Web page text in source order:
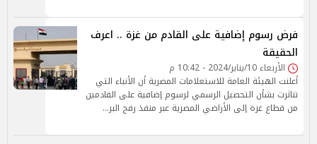
فرض رسوم إضافية على القادم من غزة .. اعرف
الحقيقة
الأربعاء 10/يناير/2024 - 10:42 م
أعلنت الهيئة العامة للاستعلامات المصرية أن الأنباء التي
تناثرت بشأن التحصيل الرسمي لرسوم إضافية على القادمين
من قطاع غزة إلى الأراضي المصرية عبر منفذ رفح البر…